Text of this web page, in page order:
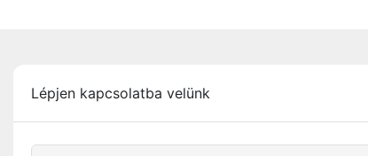
Lépjen kapcsolatba velünk